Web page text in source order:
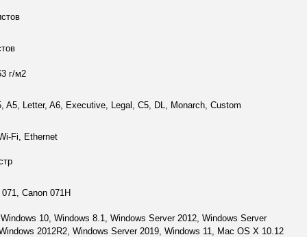
г/м2
A5, Letter, A6, Executive, Legal, C5, DL, Monarch, Custom
Fi, Ethernet
Canon 071H
10, Windows 8.1, Windows Server 2012, Windows Server
2012R2, Windows Server 2019, Windows 11, Mac OS X 10.12